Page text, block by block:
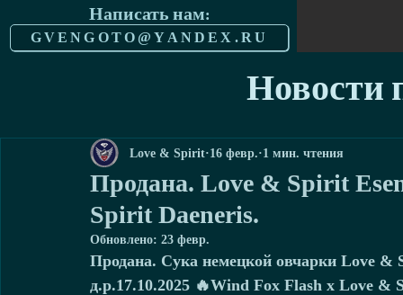
Написать нам:
GVENGOTO@YANDEX.RU
Новости
Продана. Love & Spirit
Spirit Daeneris.
Love & Spirit 16 февр. 1 мин. чтения
Обновлено: 23 февр.
Продана. Сука немецкой овчарки Love &
д.р.17.10.2025 🔥Wind Fox Flash x Love &